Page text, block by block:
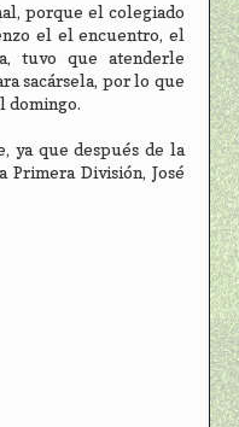
porque el colegiado
el el encuentro, el
tuvo que atenderle
sacársela, por lo que
domingo.
ya que después de la
División, José